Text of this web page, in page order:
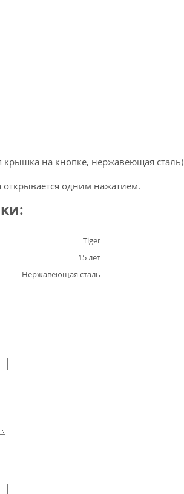
крышка на кнопке, нержавеющая сталь)
одним нажатием.
Tiger
15 лет
Нержавеющая сталь